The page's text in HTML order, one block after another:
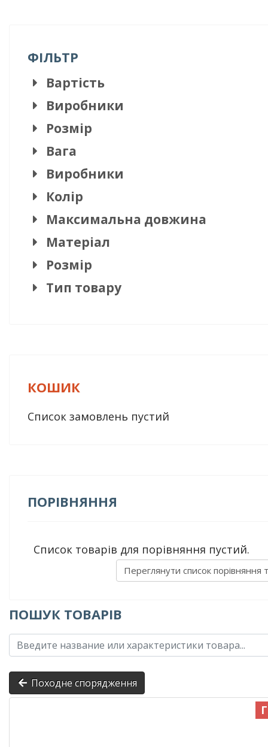
ФІЛЬТР
Вартість
Виробники
Розмір
Вага
Виробники
Колір
Максимальна довжина
Матеріал
Розмір
Тип товару
КОШИК
Список замовлень пустий
ПОРІВНЯННЯ
Список товарів для порівняння пустий.
Переглянути список порівняння
ПОШУК ТОВАРІВ
Походне спорядження